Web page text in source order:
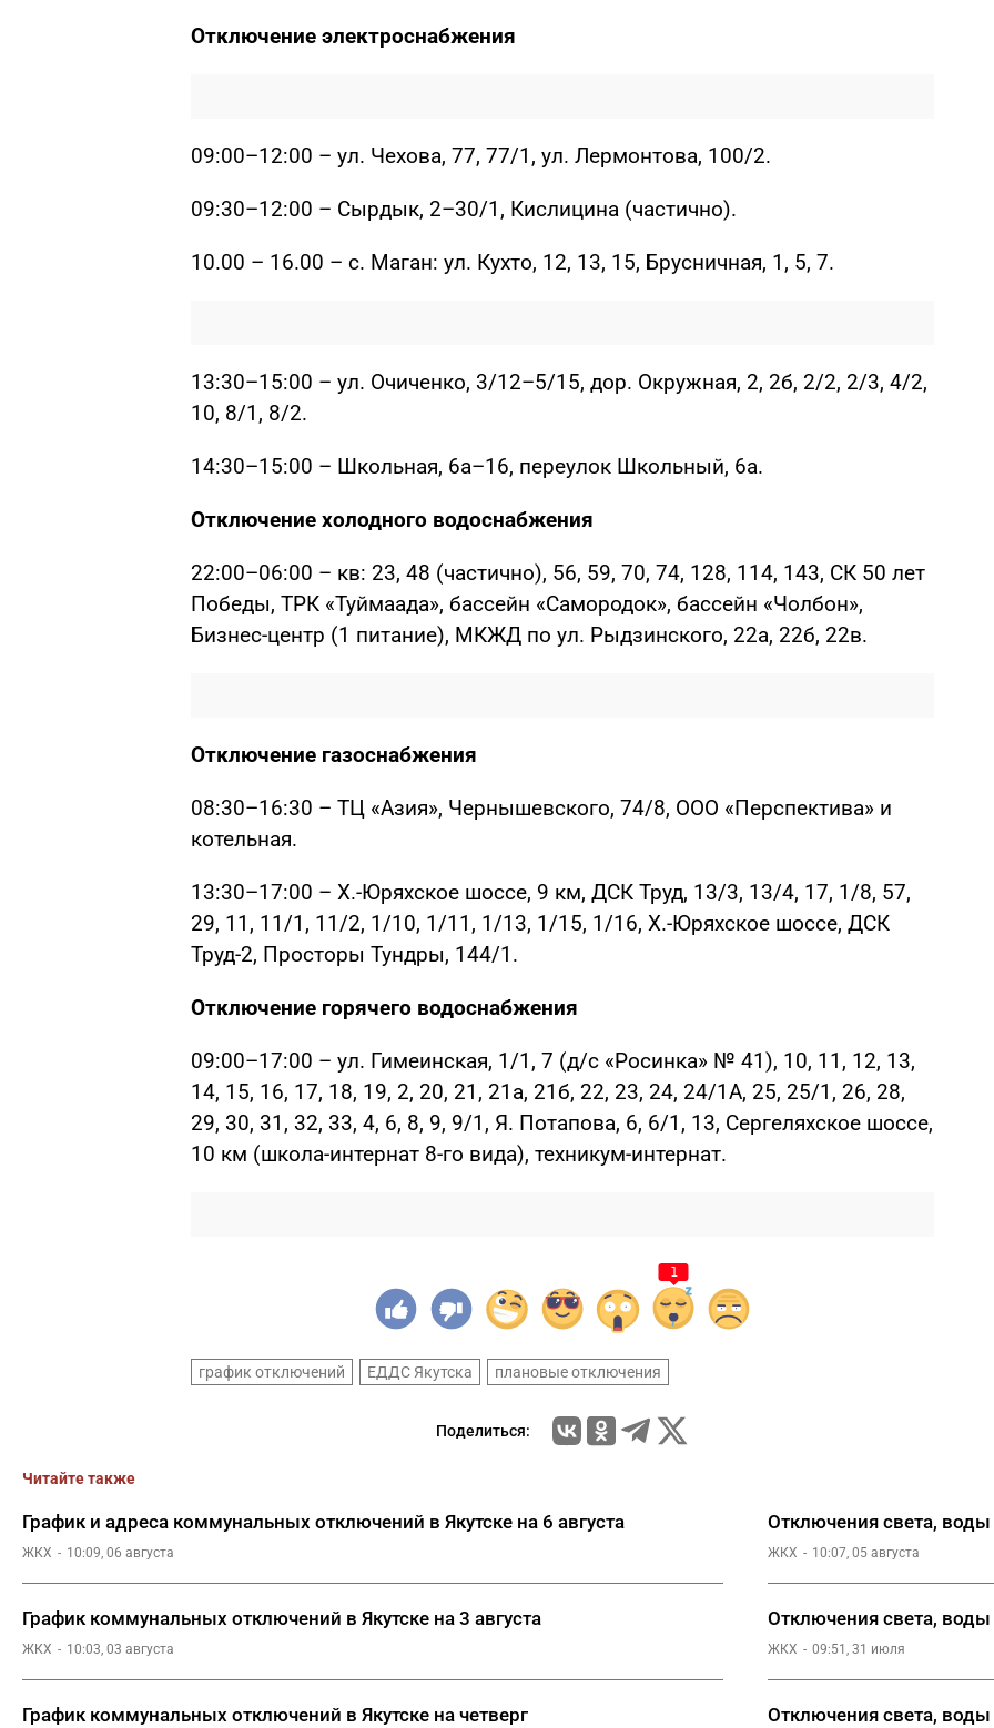
Отключение электроснабжения
09:00–12:00 – ул. Чехова, 77, 77/1, ул. Лермонтова, 100/2.
09:30–12:00 – Сырдык, 2–30/1, Кислицина (частично).
10.00 – 16.00 – с. Маган: ул. Кухто, 12, 13, 15, Брусничная, 1, 5, 7.
13:30–15:00 – ул. Очиченко, 3/12–5/15, дор. Окружная, 2, 2б, 2/2, 2/3, 4/2,
10, 8/1, 8/2.
14:30–15:00 – Школьная, 6а–16, переулок Школьный, 6а.
Отключение холодного водоснабжения
22:00–06:00 – кв: 23, 48 (частично), 56, 59, 70, 74, 128, 114, 143, СК 50 лет
Победы, ТРК «Туймаада», бассейн «Самородок», бассейн «Чолбон»,
Бизнес-центр (1 питание), МКЖД по ул. Рыдзинского, 22а, 22б, 22в.
Отключение газоснабжения
08:30–16:30 – ТЦ «Азия», Чернышевского, 74/8, ООО «Перспектива» и
котельная.
13:30–17:00 – Х.-Юряхское шоссе, 9 км, ДСК Труд, 13/3, 13/4, 17, 1/8, 57,
29, 11, 11/1, 11/2, 1/10, 1/11, 1/13, 1/15, 1/16, Х.-Юряхское шоссе, ДСК
Труд-2, Просторы Тундры, 144/1.
Отключение горячего водоснабжения
09:00–17:00 – ул. Гимеинская, 1/1, 7 (д/с «Росинка» № 41), 10, 11, 12, 13,
14, 15, 16, 17, 18, 19, 2, 20, 21, 21а, 21б, 22, 23, 24, 24/1А, 25, 25/1, 26, 28,
29, 30, 31, 32, 33, 4, 6, 8, 9, 9/1, Я. Потапова, 6, 6/1, 13, Сергеляхское шоссе,
10 км (школа-интернат 8-го вида), техникум-интернат.
1
график отключений ЕДДС Якутска плановые отключения
Поделиться:
Читайте также
График и адреса коммунальных отключений в Якутске на 6 августа
ЖКХ 10:09, 06 августа
Отключения света, воды
ЖКХ 10:07, 05 августа
График коммунальных отключений в Якутске на 3 августа
ЖКХ 10:03, 03 августа
Отключения света, воды
ЖКХ 09:51, 31 июля
График коммунальных отключений в Якутске на четверг Отключения света, воды